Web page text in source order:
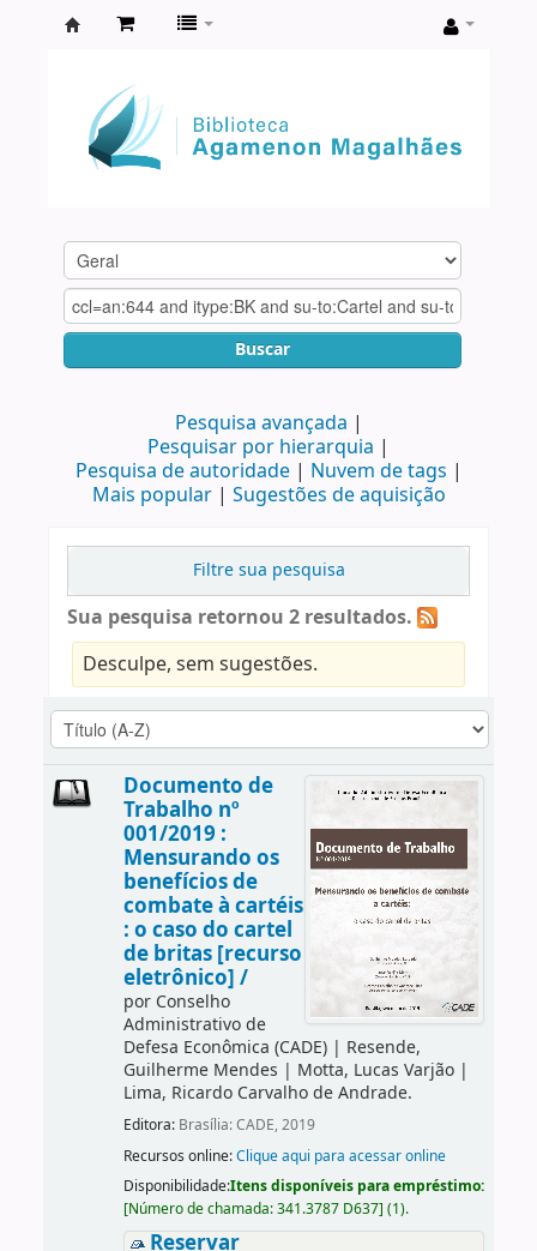
Agamenon
Magalhães
Buscar
Pesquisa avançada
Pesquisar por hierarquia
Pesquisa de autoridade
Nuvem de tags
Mais popular
Sugestões de aquisição
Filtre sua pesquisa
Sua pesquisa retornou 2 resultados.
Desculpe, sem sugestões.
Documento de
Trabalho nº
001/2019 :
Mensurando os
benefícios de
combate à cartéis
: o caso do cartel
de britas [recurso
eletrônico] /
por Conselho
Administrativo de
Defesa Econômica (CADE)| Resende,
Guilherme Mendes | Motta, Lucas Varjão|
Lima, Ricardo Carvalho de Andrade.
Editora: Brasília: CADE, 2019
Recursos online:Clique aqui para acessar online
Disponibilidade:Itens disponíveis para empréstimo:
[Número de chamada:341.3787 D637] (1).
Reservar